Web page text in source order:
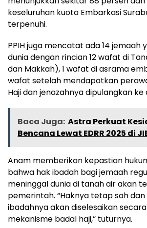
keseluruhan kuota Embarkasi
terpenuhi.
PPIH juga mencatat ada 14 jemaah
dunia dengan rincian 12 wafat di
dan Makkah), 1 wafat di asrama
wafat setelah mendapatkan
Haji dan jenazahnya dipulangkan ke
Baca Juga: Astra Perkuat
Bencana Lewat EDRR 2025 di
Anam memberikan kepastian
bahwa hak ibadah bagi jemaah
meninggal dunia di tanah air akan
pemerintah. “Haknya tetap sah
ibadahnya akan diselesaikan
mekanisme badal haji,” tuturnya.